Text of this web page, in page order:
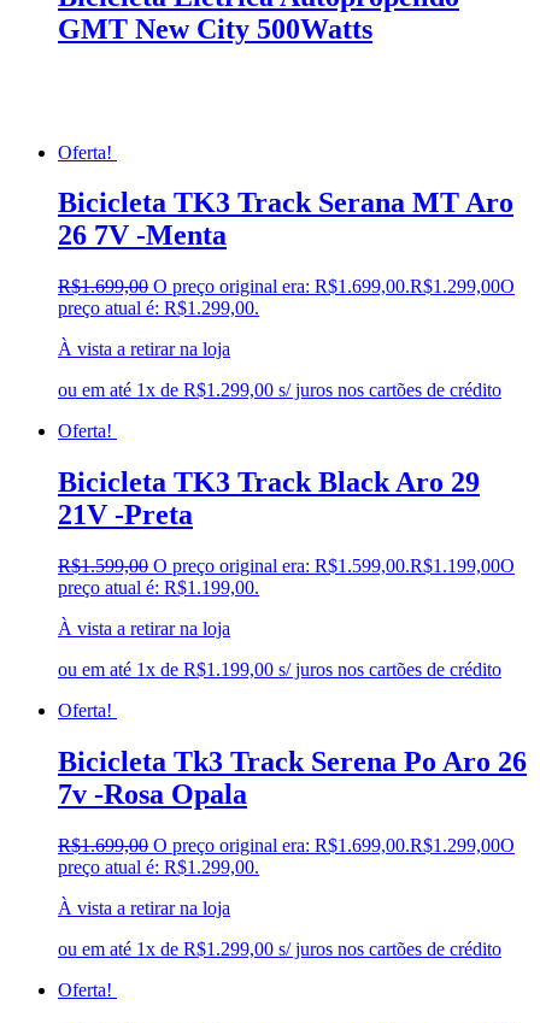
GMT New City 500Watts
Oferta!
Bicicleta TK3 Track Serana MT Aro
26 7V -Menta
R$1.699,00 O preço original era: R$1.699,00.R$1.299,00O
preço atual é: R$1.299,00.
À vista a retirar na loja
ou em até 1x de R$1.299,00 s/ juros nos cartões de crédito
Oferta!
Bicicleta TK3 Track Black Aro 29
21V -Preta
R$1.599,00 O preço original era: R$1.599,00.R$1.199,00O
preço atual é: R$1.199,00.
À vista a retirar na loja
ou em até 1x de R$1.199,00 s/ juros nos cartões de crédito
Oferta!
Bicicleta Tk3 Track Serena Po Aro 26
7v -Rosa Opala
R$1.699,00 O preço original era: R$1.699,00.R$1.299,00O
preço atual é: R$1.299,00.
À vista a retirar na loja
ou em até 1x de R$1.299,00 s/ juros nos cartões de crédito
Oferta!